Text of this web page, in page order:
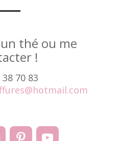
thé ou me
!
38 70 83